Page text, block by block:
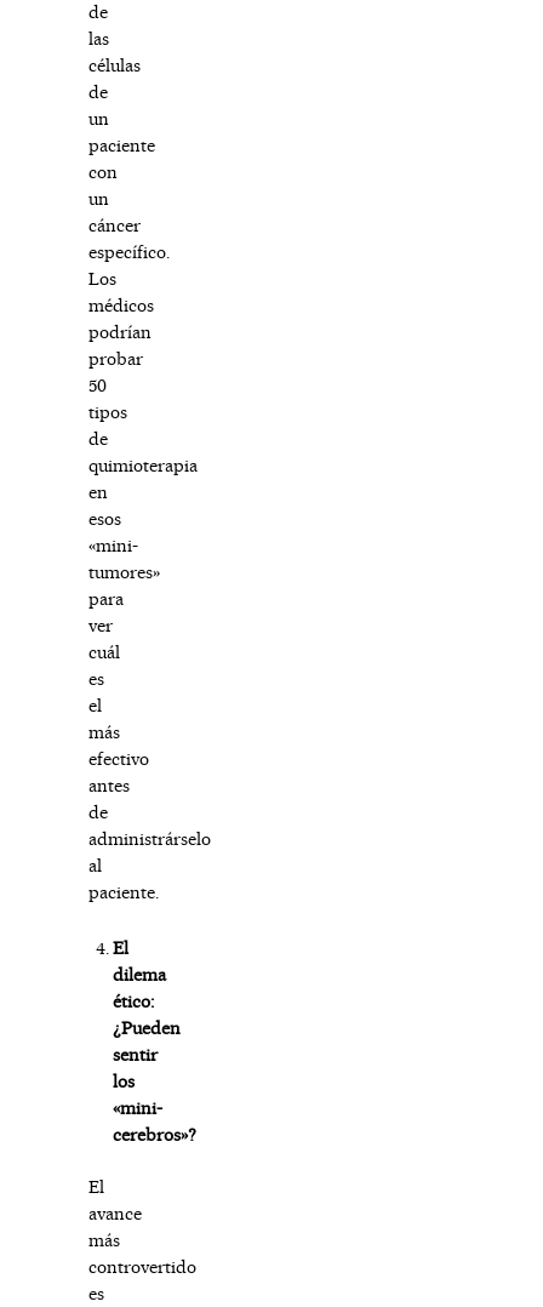
de
las
células
de
un
paciente
con
un
cáncer
específico.
Los
médicos
podrían
probar
50
tipos
de
quimioterapia
en
esos
«mini-
tumores»
para
ver
cuál
es
el
más
efectivo
antes
de
administrárselo
al
paciente.
El
dilema
ético:
¿Pueden
sentir
los
«mini-
cerebros»?
El
avance
más
controvertido
es